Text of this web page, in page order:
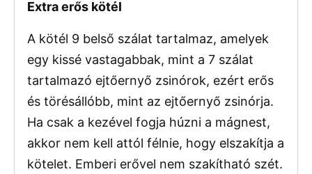
Extra erős kötél
A kötél 9 belső szálat tartalmaz, amelyek
egy kissé vastagabbak, mint a 7 szálat
tartalmazó ejtőernyő zsinórok, ezért erős
és törésállóbb, mint az ejtőernyő zsinórja.
Ha csak a kezével fogja húzni a mágnest,
akkor nem kell attól félnie, hogy elszakítja a
kötelet. Emberi erővel nem szakítható szét.